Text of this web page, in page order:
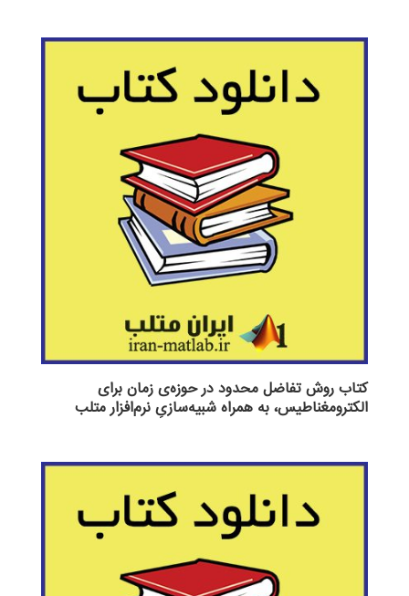
کتاب روش تفاضل محدود در حوزه‌ی زمان برای
الکترومغناطیس، به همراه شبیه‌سازیِ نرم‌افزار متلب